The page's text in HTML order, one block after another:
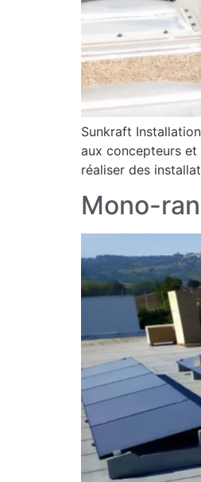
Sunkraft
aux concepteurs
réaliser des
Mono-